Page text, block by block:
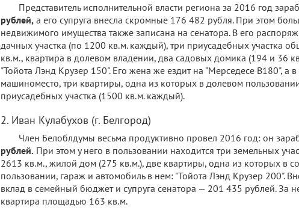
Представитель исполнительной власти региона за 2016 год
рублей, а его супруга внесла скромные 176 482 рубля. При этом
недвижимого имущества также записана на сенатора. В его
дачных участка (по 1200 кв.м. каждый), три приусадебных участка
кв.м., квартира в долевом владении, два садовых домика (194 и 36
"Тойота Лэнд Крузер 150". Его жена же ездит на "Мерседесе В180", а
машиноместо, три квартиры, одна из которых в долевом
приусадебных участка (1500 кв.м. каждый).
2. Иван Кулабухов (г. Белгород)
Член Белоблдумы весьма продуктивно провел 2016 год: он
рублей. При этом у него в пользовании находится три земельных
2613 кв.м., жилой дом (275 кв.м.), две квартиры, одна из которых в
пользовании, гараж и автомобиль в нем: "Тойота Лэнд Крузер 200".
вклад в семейный бюджет и супруга сенатора — 201 435 рублей. За
квартира площадью 163 кв.м.